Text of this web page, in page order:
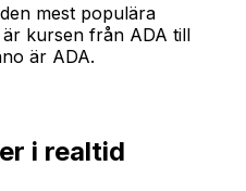
mest populära
kursen från ADA till
är ADA.
i realtid